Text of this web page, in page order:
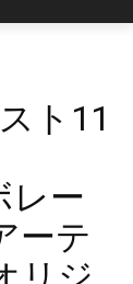
ト11
レー
ーテ